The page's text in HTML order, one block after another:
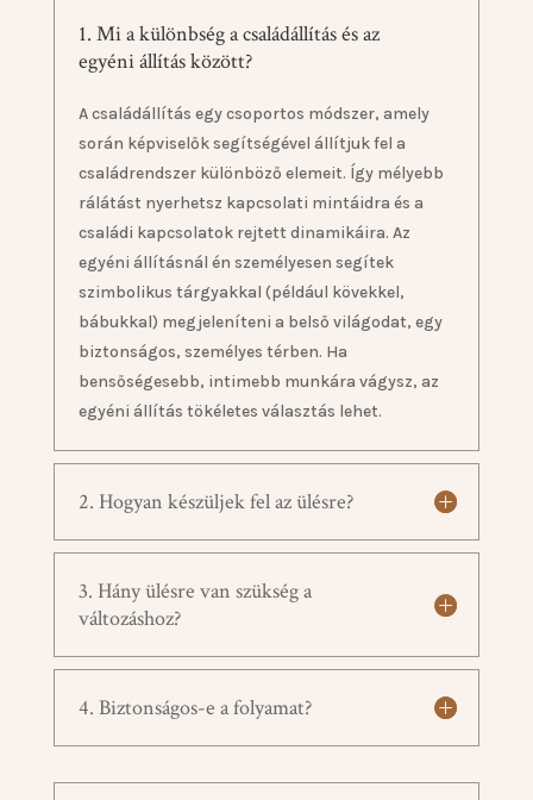
1. Mi a különbség a családállítás és az
egyéni állítás között?
A családállítás egy csoportos módszer, amely
során képviselők segítségével állítjuk fel a
családrendszer különböző elemeit. Így mélyebb
rálátást nyerhetsz kapcsolati mintáidra és a
családi kapcsolatok rejtett dinamikáira. Az
egyéni állításnál én személyesen segítek
szimbolikus tárgyakkal (például kövekkel,
bábukkal) megjeleníteni a belső világodat, egy
biztonságos, személyes térben. Ha
bensőségesebb, intimebb munkára vágysz, az
egyéni állítás tökéletes választás lehet.
2. Hogyan készüljek fel az ülésre?
3. Hány ülésre van szükség a
változáshoz?
4. Biztonságos-e a folyamat?